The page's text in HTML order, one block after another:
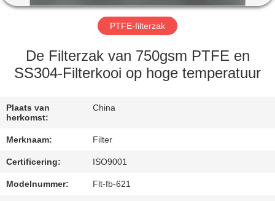
FABRIEKSREIS
KWALITEITSCONTROLE
ONS
NIEUWS
VERZOEK
PTFE-filterzak
De Filterzak van 750gsm PTFE en
SS304-Filterkooi op hoge temperatuur
Plaats van
herkomst:
China
Merknaam: Filter
Certificering: ISO9001
Modelnummer: Flt-fb-621